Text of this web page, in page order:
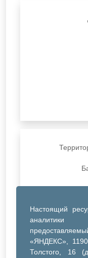
Настоящий
«ЯНДЕКС»,
Толстого, 16